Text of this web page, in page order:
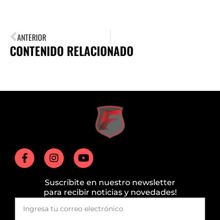
ANTERIOR
CONTENIDO RELACIONADO
Suscribite en nuestro newsletter
para recibir noticias y novedades!